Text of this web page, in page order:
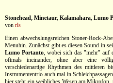
Stonehead, Minetaur, Kalamahara,
von rls
Einen abwechslungsreichen Stoner-Rock-
Menuhin. Zunächst gibt es diesen Sound in
Lumo Portanto, wobei sich das "mehr" auf
oftmals ineinander, ohne aber eine
verschiedenartige Rhythmen des mittleren
Instrumententrio auch mal in
hier steht ein weibliches Wesen am